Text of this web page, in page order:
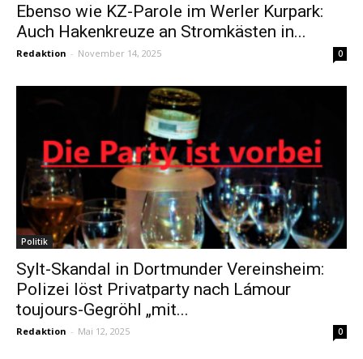
Ebenso wie KZ-Parole im Werler Kurpark:
Auch Hakenkreuze an Stromkästen in...
Redaktion - November 14, 2025 0
Politik
Sylt-Skandal in Dortmunder Vereinsheim:
Polizei löst Privatparty nach Lámour
toujours-Gegröhl „mit...
Redaktion - Mai 12, 2025 0